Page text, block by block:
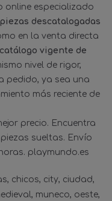
online especializado
descatalogadas
en la venta directa
vigente de
nivel de rigor,
pedido, ya sea una
más reciente de
precio. Encuentra
sueltas. Envío
playmundo.es
chicos city ciudad
muneco oeste